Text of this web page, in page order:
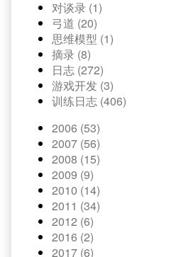
对谈录 (1)
弓道 (20)
思维模型 (1)
摘录 (8)
日志 (272)
游戏开发 (3)
训练日志 (406)
2006 (53)
2007 (56)
2008 (15)
2009 (9)
2010 (14)
2011 (34)
2012 (6)
2016 (2)
2017 (6)